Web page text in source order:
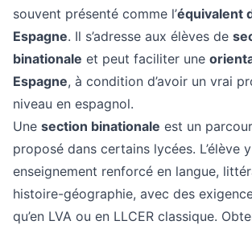
souvent présenté comme l’équivalent
Espagne. Il s’adresse aux élèves de
binationale et peut faciliter une
Espagne, à condition d’avoir un vrai
niveau en espagnol.
Une section binationale est un
proposé dans certains lycées. L’élève
enseignement renforcé en langue,
histoire-géographie, avec des
qu’en LVA ou en LLCER classique.